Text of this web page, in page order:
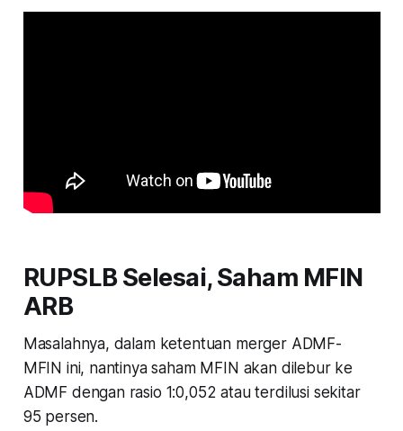
RUPSLB Selesai, Saham MFIN
ARB
Masalahnya, dalam ketentuan merger ADMF-
MFIN ini, nantinya saham MFIN akan dilebur ke
ADMF dengan rasio 1:0,052 atau terdilusi sekitar
95 persen.